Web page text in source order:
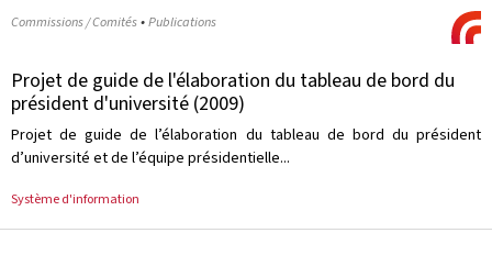
Commissions / Comités•Publications
Projet de guide de l'élaboration du tableau de bord du
président d'université (2009)
Projet de guide de l’élaboration du tableau de bord du président
d’université et de l’équipe présidentielle...
Système d'information